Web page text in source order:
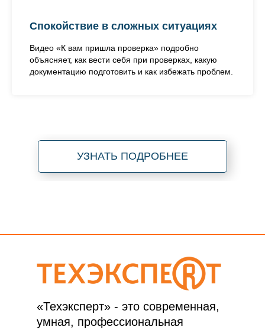
Спокойствие в сложных ситуациях
Видео «К вам пришла проверка» подробно
объясняет, как вести себя при проверках, какую
документацию подготовить и как избежать проблем.
УЗНАТЬ ПОДРОБНЕЕ
«Техэксперт» - это современная,
умная, профессиональная